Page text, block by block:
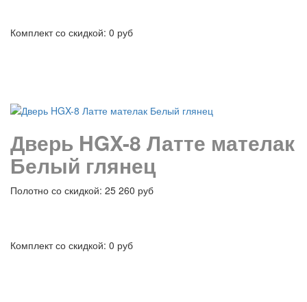
Комплект со скидкой: 0 руб
Дверь HGX-8 Латте мателак
Белый глянец
Полотно со скидкой: 25 260 руб
Комплект со скидкой: 0 руб